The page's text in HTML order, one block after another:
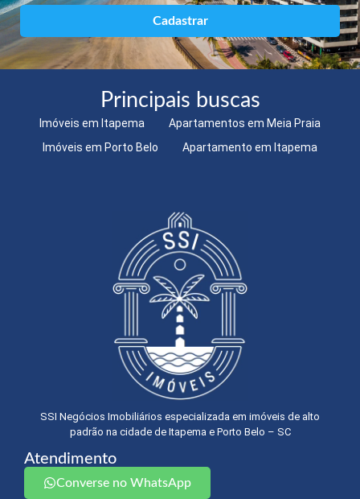
Principais buscas
Imóveis em Itapema
Apartamentos em Meia Praia
Imóveis em Porto Belo
Apartamento em Itapema
SSI Negócios Imobiliários especializada em imóveis de alto
padrão na cidade de Itapema e Porto Belo – SC
Atendimento
Converse no WhatsApp